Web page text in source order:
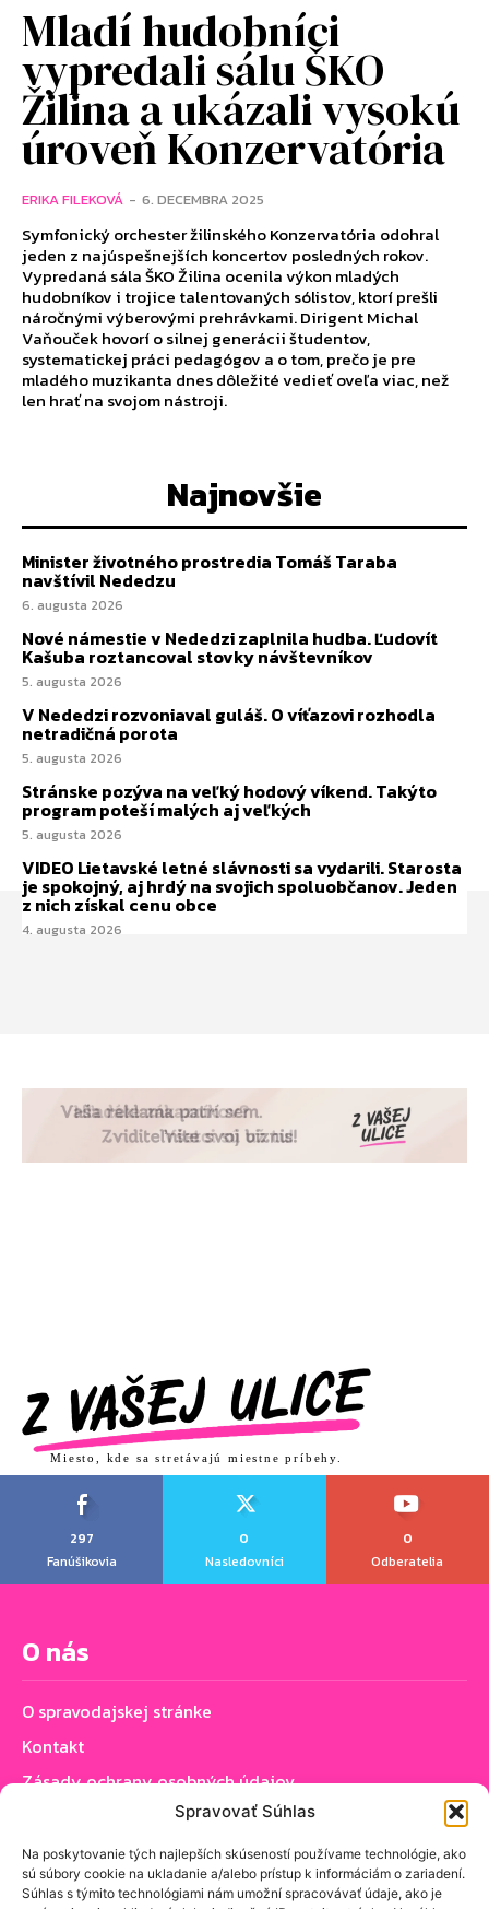
Spravovať Súhlas
Na poskytovanie tých najlepších skúseností používame technológie, ako
sú súbory cookie na ukladanie a/alebo prístup k informáciám o zariadení.
Súhlas s týmito technológiami nám umožní spracovávať údaje, ako je
Mladí hudobníci
vypredali sálu ŠKO
Žilina a ukázali vysokú
úroveň Konzervatória
ERIKA FILEKOVÁ - 6. DECEMBRA 2025
Symfonický orchester žilinského Konzervatória odohral
jeden z najúspešnejších koncertov posledných rokov.
Vypredaná sála ŠKO Žilina ocenila výkon mladých
hudobníkov i trojice talentovaných sólistov, ktorí prešli
náročnými výberovými prehrávkami. Dirigent Michal
Vaňouček hovorí o silnej generácii študentov,
systematickej práci pedagógov a o tom, prečo je pre
mladého muzikanta dnes dôležité vedieť oveľa viac, než
len hrať na svojom nástroji.
Najnovšie
Minister životného prostredia Tomáš Taraba
navštívil Nededzu
6. augusta 2026
Nové námestie v Nededzi zaplnila hudba. Ľudovít
Kašuba roztancoval stovky návštevníkov
5. augusta 2026
V Nededzi rozvoniaval guláš. O víťazovi rozhodla
netradičná porota
5. augusta 2026
Stránske pozýva na veľký hodový víkend. Takýto
program poteší malých aj veľkých
5. augusta 2026
VIDEO Lietavské letné slávnosti sa vydarili. Starosta
je spokojný, aj hrdý na svojich spoluobčanov. Jeden
z nich získal cenu obce
4. augusta 2026
Miesto, kde sa stretávajú miestne príbehy.
297
Fanúšikovia
0
Nasledovníci
0
Odberatelia
O nás
O spravodajskej stránke
Kontakt
Zásady ochrany osobných údajov
Zásady používania cookie (EÚ)
Sledujte nás